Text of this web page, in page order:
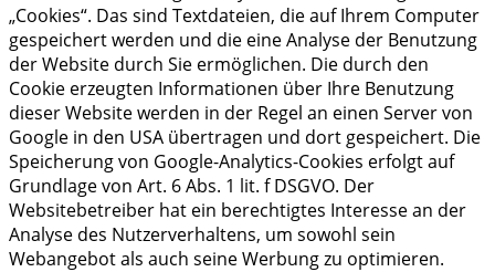
„Cookies“. Das sind Textdateien, die auf Ihrem Computer
gespeichert werden und die eine Analyse der Benutzung
der Website durch Sie ermöglichen. Die durch den
Cookie erzeugten Informationen über Ihre Benutzung
dieser Website werden in der Regel an einen Server von
Google in den USA übertragen und dort gespeichert. Die
Speicherung von Google-Analytics-Cookies erfolgt auf
Grundlage von Art. 6 Abs. 1 lit. f DSGVO. Der
Websitebetreiber hat ein berechtigtes Interesse an der
Analyse des Nutzerverhaltens, um sowohl sein
Webangebot als auch seine Werbung zu optimieren.